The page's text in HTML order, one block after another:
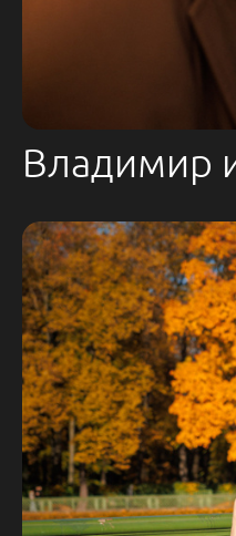
Владимир